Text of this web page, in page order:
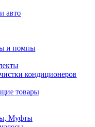
авто
и помпы
кондиционеров
товары
Муфты